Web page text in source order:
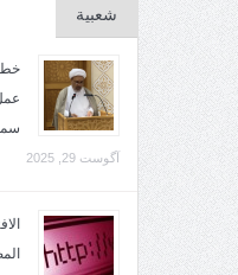
شعبية
آگوست 29, 2025